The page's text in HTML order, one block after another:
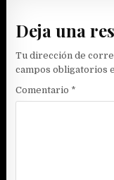
Deja una
Tu dirección de
campos obligatorios
Comentario *